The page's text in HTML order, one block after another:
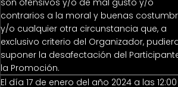
son ofensivos y/o de mal gusto y/o
contrarios a la moral y buenas
y/o cualquier otra circunstancia que, a
exclusivo criterio del Organizador,
suponer la desafectación del
la Promoción.
El día 17 de enero del año 2024 a las 12:00